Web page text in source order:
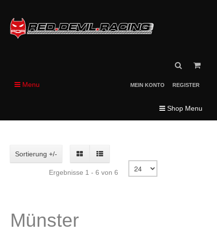
MEIN KONTO REGISTER
Menu
Shop Menu
Sortierung +/-
Ergebnisse 1 - 6 von 6
Münster